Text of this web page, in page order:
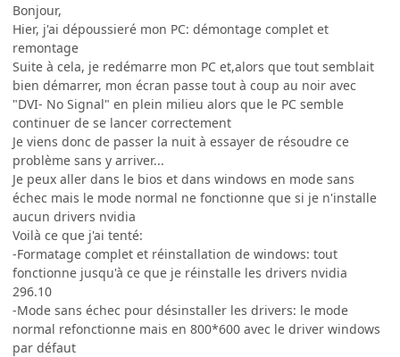
Bonjour,
Hier, j'ai dépoussieré mon PC: démontage complet et
remontage
Suite à cela, je redémarre mon PC et,alors que tout semblait
bien démarrer, mon écran passe tout à coup au noir avec
"DVI- No Signal" en plein milieu alors que le PC semble
continuer de se lancer correctement
Je viens donc de passer la nuit à essayer de résoudre ce
problème sans y arriver...
Je peux aller dans le bios et dans windows en mode sans
échec mais le mode normal ne fonctionne que si je n'installe
aucun drivers nvidia
Voilà ce que j'ai tenté:
-Formatage complet et réinstallation de windows: tout
fonctionne jusqu'à ce que je réinstalle les drivers nvidia
296.10
-Mode sans échec pour désinstaller les drivers: le mode
normal refonctionne mais en 800*600 avec le driver windows
par défaut